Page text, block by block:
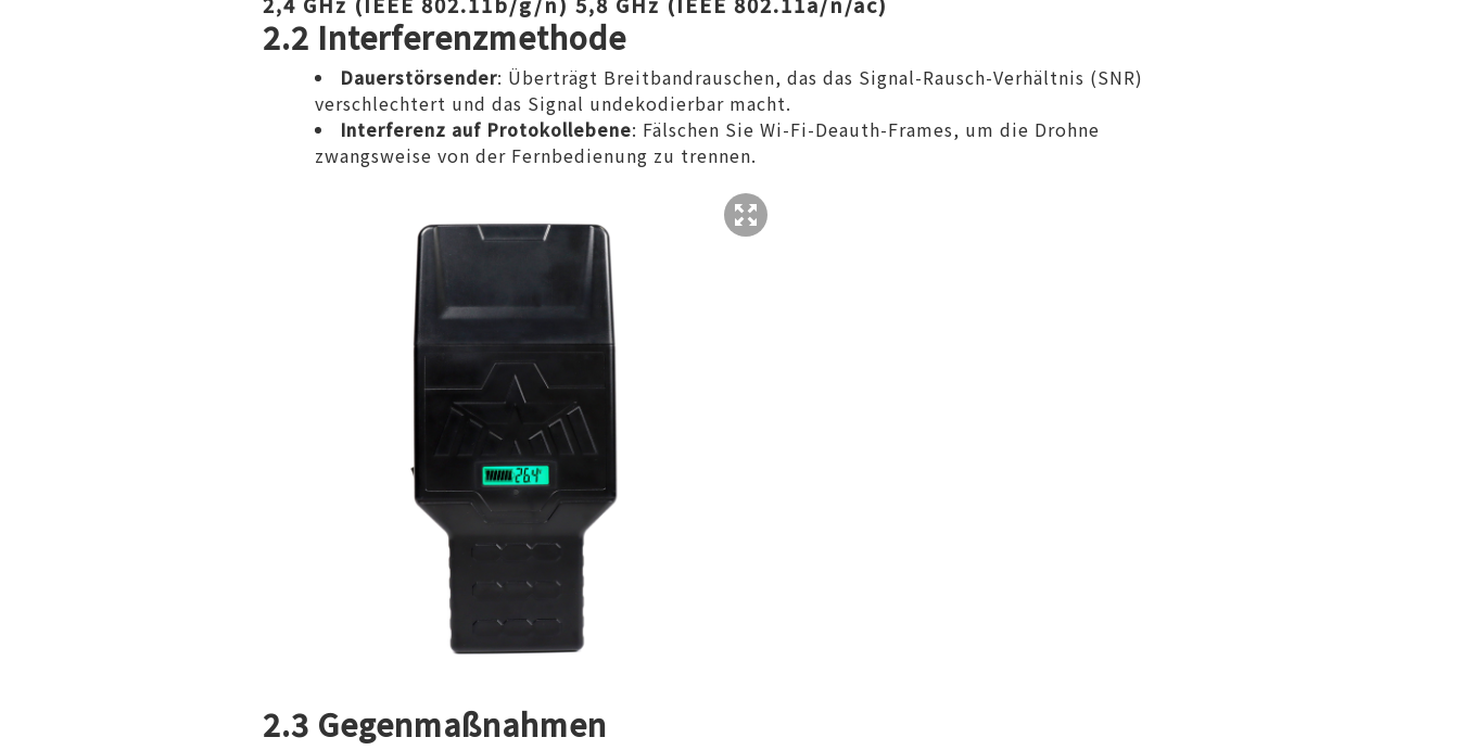
2.2 Interferenzmethode
Dauerstörsender: Überträgt Breitbandrauschen, das das Signal-Rausch-Verhältnis (SNR)
verschlechtert und das Signal undekodierbar macht.
Interferenz auf Protokollebene: Fälschen Sie Wi-Fi-Deauth-Frames, um die Drohne
zwangsweise von der Fernbedienung zu trennen.
2.3 Gegenmaßnahmen